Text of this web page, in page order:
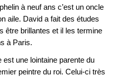
à neuf ans c’est un oncle
aile. David a fait des études
être brillantes et il les termine
à Paris.
une lointaine parente du
peintre du roi. Celui-ci très